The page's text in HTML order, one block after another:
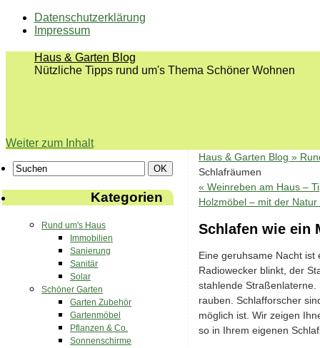
Datenschutzerklärung
Impressum
Haus & Garten Blog
Nützliche Tipps rund um's Thema Schöner Wohnen
Weiter zum Inhalt
Haus & Garten Blog »
Schlafräumen
« Weinreben am Haus –
Holzmöbel – mit der
Schlafen wie ein
Eine geruhsame Nacht
Radiowecker blinkt, der
stahlende Straßenlaterne.
rauben. Schlafforscher
möglich ist. Wir zeigen
so in Ihrem eigenen
Kategorien
Rund um's Haus
Immobilien
Sanierung
Sanitär
Solar
Schöner Garten
Garten Zubehör
Gartenmöbel
Pflanzen & Co.
Sonnenschirme